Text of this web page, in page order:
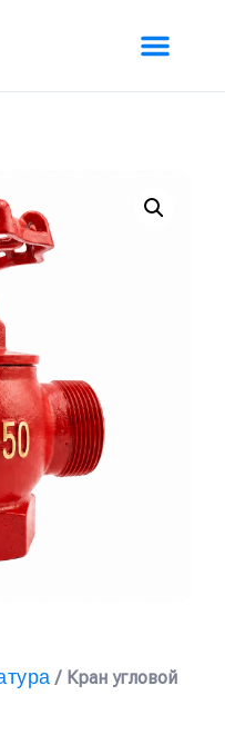
/ Кран угловой